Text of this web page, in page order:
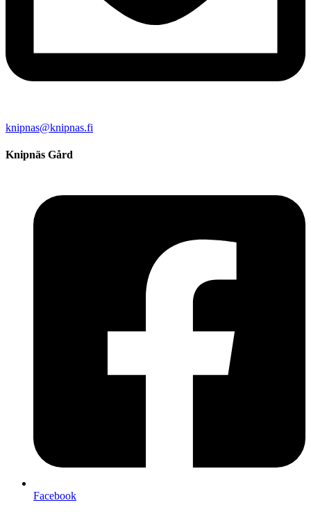
knipnas@knipnas.fi
Knipnäs Gård
Facebook